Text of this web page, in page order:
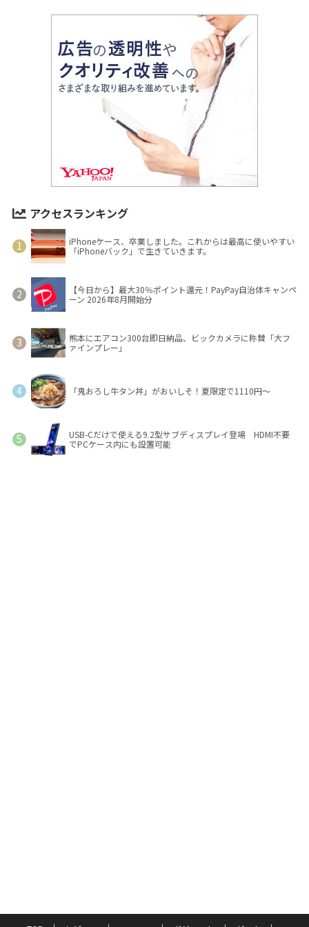
アクセスランキング
iPhoneケース、卒業しました。これからは最高に使いやすい
「iPhoneバック」で生きていきます。
【今日から】最大30％ポイント還元！PayPay自治体キャンペ
ーン 2026年8月開始分
熊本にエアコン300台即日納品、ビックカメラに称賛「大フ
ァインプレー」
「鬼おろし牛タン丼」がおいしそ！夏限定で1110円～
USB-Cだけで使える9.2型サブディスプレイ登場 HDMI不要
でPCケース内にも設置可能